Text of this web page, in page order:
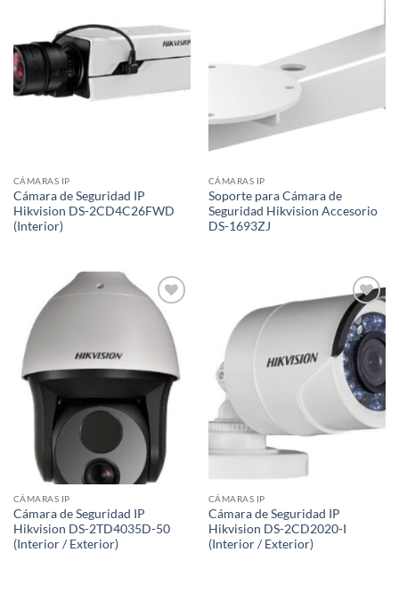
lista de
deseos
CÁMARAS IP
Cámara de Seguridad IP
Hikvision DS-2CD4C26FWD
(Interior)
deseos
CÁMARAS IP
Soporte para Cámara de
Seguridad Hikvision Accesorio
DS-1693ZJ
Añadir
a la
lista de
deseos
CÁMARAS IP
Cámara de Seguridad IP
Hikvision DS-2TD4035D-50
(Interior / Exterior)
Añadir
a la
lista de
deseos
CÁMARAS IP
Cámara de Seguridad IP
Hikvision DS-2CD2020-I
(Interior / Exterior)